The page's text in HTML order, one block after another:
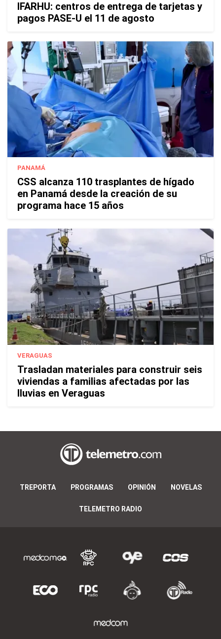
IFARHU: centros de entrega de tarjetas y
pagos PASE-U el 11 de agosto
PANAMÁ
CSS alcanza 110 trasplantes de hígado
en Panamá desde la creación de su
programa hace 15 años
VERAGUAS
Trasladan materiales para construir seis
viviendas a familias afectadas por las
lluvias en Veraguas
TREPORTA PROGRAMAS OPINIÓN NOVELAS
TELEMETRO RADIO